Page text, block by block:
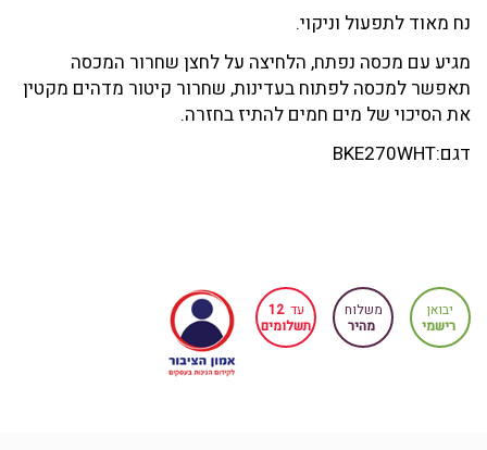
נח מאוד לתפעול וניקוי.
מגיע עם מכסה נפתח, הלחיצה על לחצן שחרור המכסה
תאפשר למכסה לפתוח בעדינות, שחרור קיטור מדהים מקטין
את הסיכוי של מים חמים להתיז בחזרה.
דגם:BKE270WHT
יבואן
רישמי
משלוח
מהיר
עד 12
תשלומים